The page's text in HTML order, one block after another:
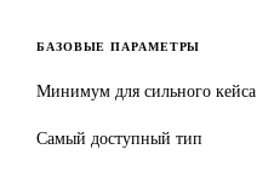
БАЗОВЫЕ ПАРАМЕТРЫ
Минимум для сильного кейса
Самый доступный тип